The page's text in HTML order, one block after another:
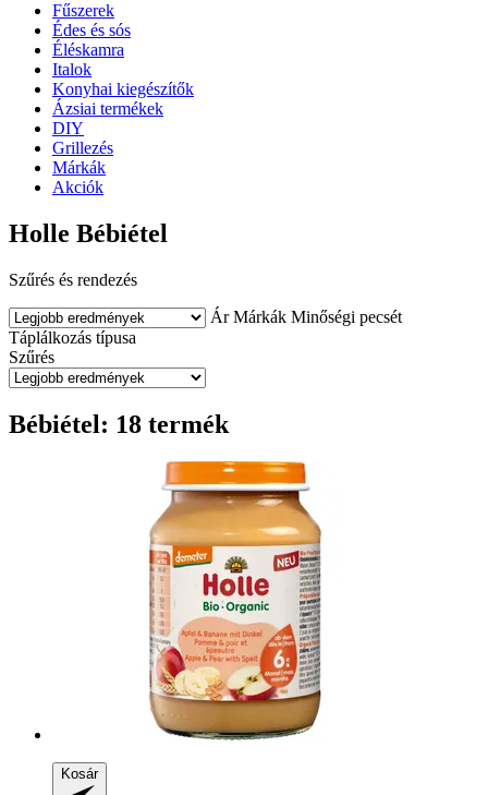
Fűszerek
Édes és sós
Éléskamra
Italok
Konyhai kiegészítők
Ázsiai termékek
DIY
Grillezés
Márkák
Akciók
Holle Bébiétel
Szűrés és rendezés
Ár Márkák Minőségi pecsét
Táplálkozás típusa
Szűrés
Bébiétel: 18 termék
Kosár